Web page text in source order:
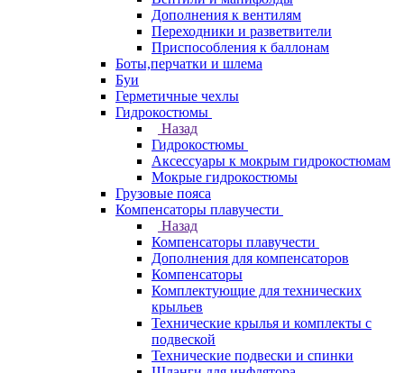
Дополнения к вентилям
Переходники и разветвители
Приспособления к баллонам
Боты,перчатки и шлема
Буи
Герметичные чехлы
Гидрокостюмы
Назад
Гидрокостюмы
Аксессуары к мокрым гидрокостюмам
Мокрые гидрокостюмы
Грузовые пояса
Компенсаторы плавучести
Назад
Компенсаторы плавучести
Дополнения для компенсаторов
Компенсаторы
Комплектующие для технических
крыльев
Технические крылья и комплекты с
подвеской
Технические подвески и спинки